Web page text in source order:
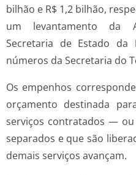
bilhão e R$ 1,2 bilhão,
um levantamento da
Secretaria de Estado da
números da Secretaria do
Os empenhos
orçamento destinada
serviços contratados — ou
separados e que são
demais serviços avançam.